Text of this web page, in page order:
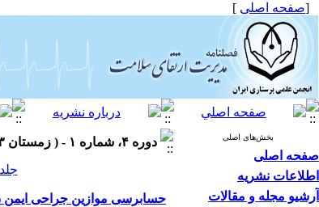
[صفحه اصلی ]
بخش‌های اصلی
صفحه اصلی
اطلاعات نشریه
آرشیو مجله و مقالات
دوره ۴، شماره ۱ - ( زمستان ۱۳۹۳ )
جلد ۴ شماره ۱ صفحات ۵۹-۵۱
حسابرسی موازین جراحی ایمن